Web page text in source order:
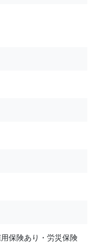
保険あり・労災保険